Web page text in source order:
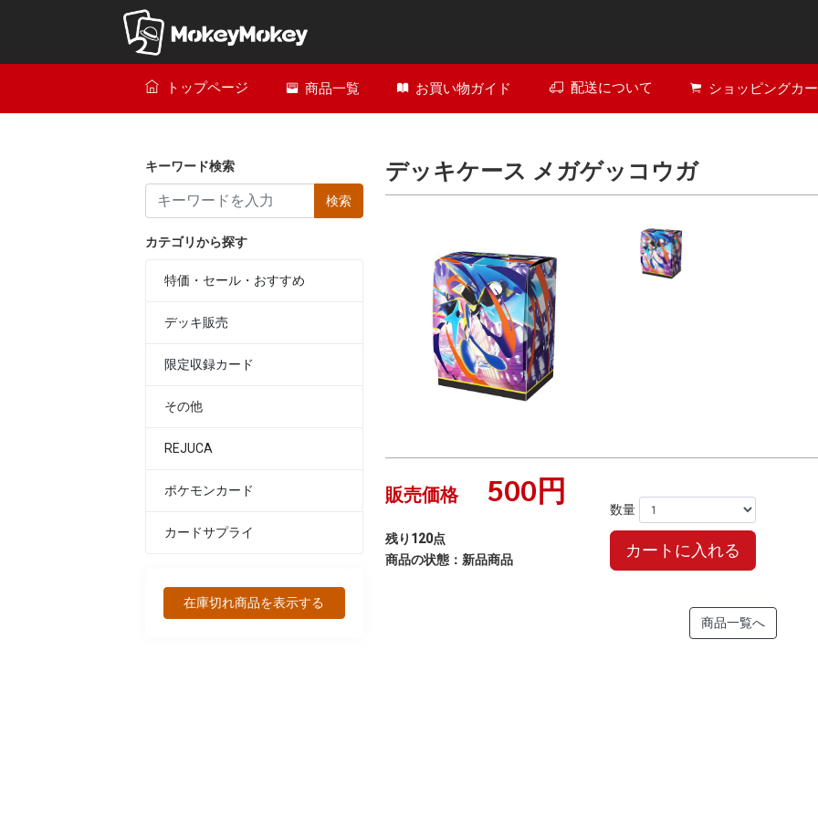
トップページ 商品一覧 お買い物ガイド 配送について ショッピングカ
キーワード検索
検索
カテゴリから探す
特価・セール・おすすめ
デッキ販売
限定収録カード
その他
REJUCA
ポケモンカード
カードサプライ
在庫切れ商品を表示する
デッキケース メガゲッコウガ
販売価格 500円
残り120点
商品の状態：新品商品
数量
カートに入れる
商品一覧へ